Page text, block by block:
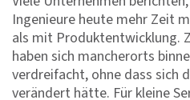
Ingenieure heute mehr Zeit
als mit Produktentwicklung.
haben sich mancherorts
verdreifacht, ohne dass sich
verändert hätte. Für kleine